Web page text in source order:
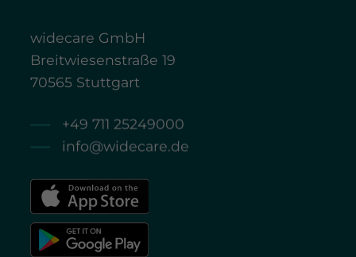
widecare GmbH
Breitwiesenstraße 19
70565 Stuttgart
+49 711 25249000
info@widecare.de